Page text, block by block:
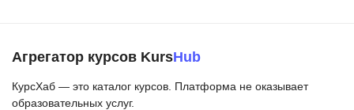
Агрегатор курсов KursHub
КурсХаб — это каталог курсов. Платформа не оказывает
образовательных услуг.